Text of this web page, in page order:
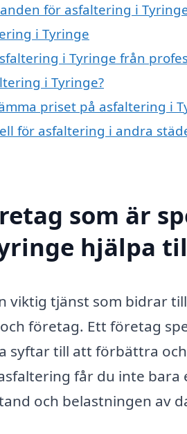
för asfaltering i
i Tyringe
i Tyringe från
i Tyringe?
priset på asfaltering i
för asfaltering i andra
som är
hjälpa
viktig tjänst som bidrar
företag. Ett företag
syftar till att förbättra
får du inte bara
och belastningen av